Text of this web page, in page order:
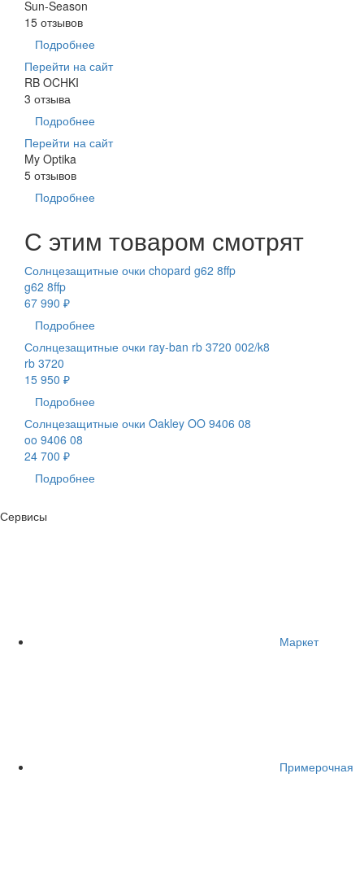
Sun-Season
15 отзывов
Подробнее
Перейти на сайт
RB OCHKI
3 отзыва
Подробнее
Перейти на сайт
My Optika
5 отзывов
Подробнее
С этим товаром смотрят
Солнцезащитные очки chopard g62 8ffp
g62 8ffp
67 990 ₽
Подробнее
Солнцезащитные очки ray-ban rb 3720 002/k8
rb 3720
15 950 ₽
Подробнее
Солнцезащитные очки Oakley OO 9406 08
oo 9406 08
24 700 ₽
Подробнее
Сервисы
Маркет
Примерочная